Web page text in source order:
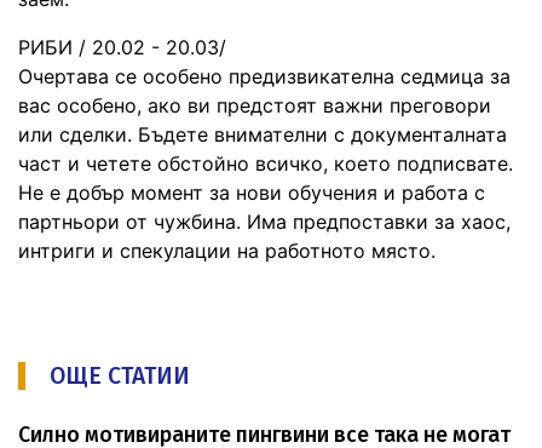
РИБИ / 20.02 - 20.03/
Очертава се особено предизвикателна седмица за
вас особено, ако ви предстоят важни преговори
или сделки. Бъдете внимателни с документалната
част и четете обстойно всичко, което подписвате.
Не е добър момент за нови обучения и работа с
партньори от чужбина. Има предпоставки за хаос,
интриги и спекулации на работното място.
ОЩЕ СТАТИИ
Силно мотивираните пингвини все така не могат